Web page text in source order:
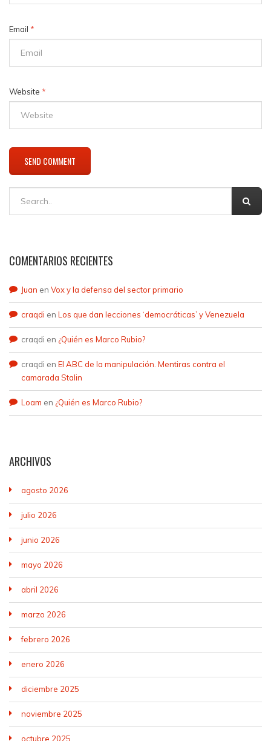
Email *
Website *
COMENTARIOS RECIENTES
Juan en Vox y la defensa del sector primario
craqdi en Los que dan lecciones ‘democráticas’ y Venezuela
craqdi en ¿Quién es Marco Rubio?
craqdi en El ABC de la manipulación. Mentiras contra el
camarada Stalin
Loam en ¿Quién es Marco Rubio?
ARCHIVOS
agosto 2026
julio 2026
junio 2026
mayo 2026
abril 2026
marzo 2026
febrero 2026
enero 2026
diciembre 2025
noviembre 2025
octubre 2025